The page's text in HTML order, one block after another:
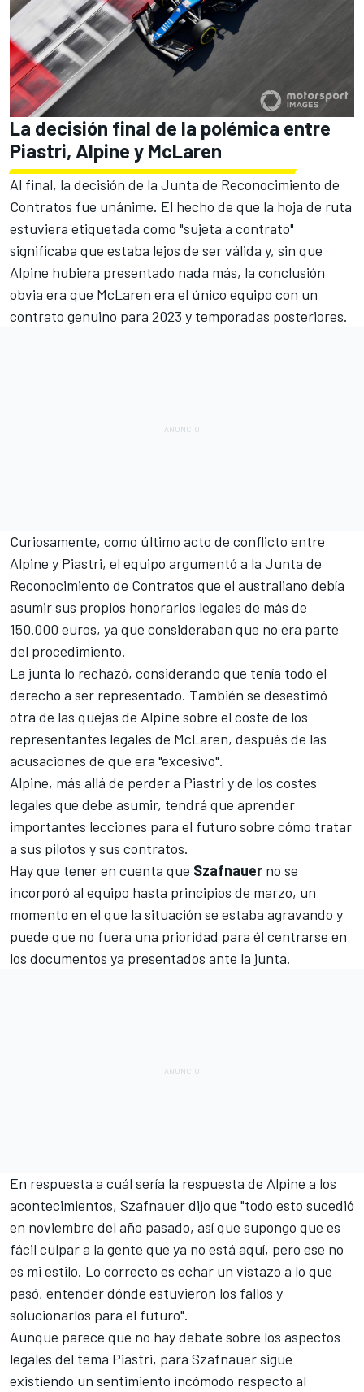
La decisión final de la polémica entre
Piastri, Alpine y McLaren
Al final, la decisión de la Junta de Reconocimiento de
Contratos fue unánime. El hecho de que la hoja de ruta
estuviera etiquetada como "sujeta a contrato"
significaba que estaba lejos de ser válida y, sin que
Alpine hubiera presentado nada más, la conclusión
obvia era que McLaren era el único equipo con un
contrato genuino para 2023 y temporadas posteriores.
Curiosamente, como último acto de conflicto entre
Alpine y Piastri, el equipo argumentó a la Junta de
Reconocimiento de Contratos que el australiano debía
asumir sus propios honorarios legales de más de
150.000 euros, ya que consideraban que no era parte
del procedimiento.
La junta lo rechazó, considerando que tenía todo el
derecho a ser representado. También se desestimó
otra de las quejas de Alpine sobre el coste de los
representantes legales de McLaren, después de las
acusaciones de que era "excesivo".
Alpine, más allá de perder a Piastri y de los costes
legales que debe asumir, tendrá que aprender
importantes lecciones para el futuro sobre cómo tratar
a sus pilotos y sus contratos.
Hay que tener en cuenta que Szafnauer no se
incorporó al equipo hasta principios de marzo, un
momento en el que la situación se estaba agravando y
puede que no fuera una prioridad para él centrarse en
los documentos ya presentados ante la junta.
En respuesta a cuál sería la respuesta de Alpine a los
acontecimientos, Szafnauer dijo que "todo esto sucedió
en noviembre del año pasado, así que supongo que es
fácil culpar a la gente que ya no está aquí, pero ese no
es mi estilo. Lo correcto es echar un vistazo a lo que
pasó, entender dónde estuvieron los fallos y
solucionarlos para el futuro".
Aunque parece que no hay debate sobre los aspectos
legales del tema Piastri, para Szafnauer sigue
existiendo un sentimiento incómodo respecto al